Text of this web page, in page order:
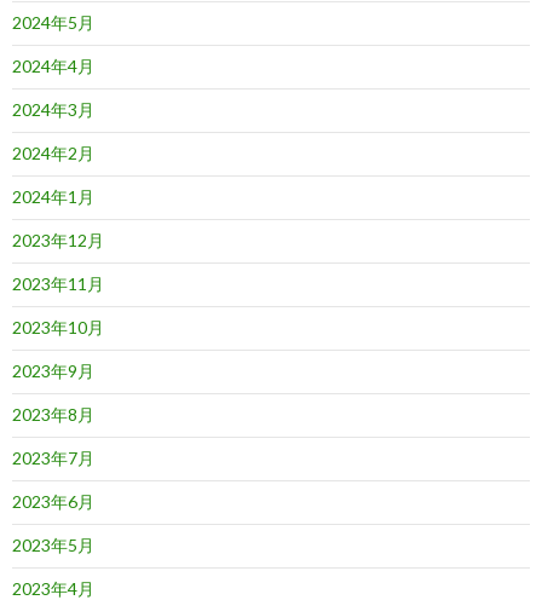
2024年5月
2024年4月
2024年3月
2024年2月
2024年1月
2023年12月
2023年11月
2023年10月
2023年9月
2023年8月
2023年7月
2023年6月
2023年5月
2023年4月